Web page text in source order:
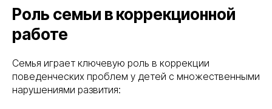
Роль семьи в коррекционной
работе
Семья играет ключевую роль в коррекции
поведенческих проблем у детей с множественными
нарушениями развития: